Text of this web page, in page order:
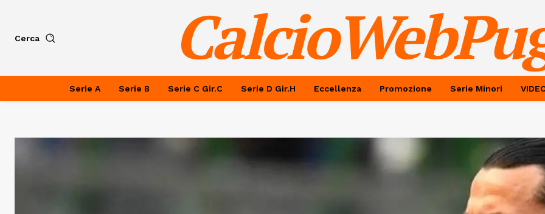
Cerca
Serie A Serie B Serie C Gir.C Serie D Gir.H Eccellenza Promozione Serie Minori